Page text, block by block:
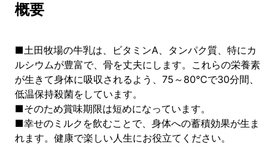
概要
■土田牧場の牛乳は、ビタミンA、タンパク質、特にカ
ルシウムが豊富で、骨を丈夫にします。これらの栄養素
が生きて身体に吸収されるよう、75～80℃で30分間、
低温保持殺菌をしています。
■そのため賞味期限は短めになっています。
■幸せのミルクを飲むことで、身体への蓄積効果が生ま
れます。健康で楽しい人生にお役立てください。